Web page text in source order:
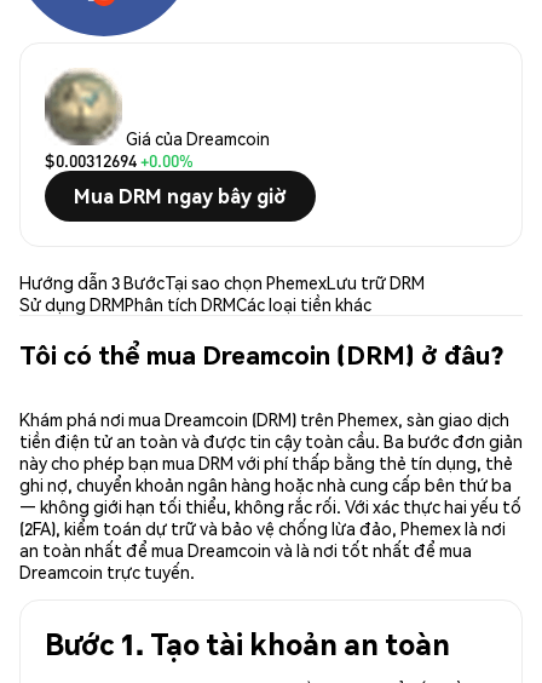
Giá của Dreamcoin
$0.00312694+0.00%
Mua DRM ngay bây giờ
Hướng dẫn 3 BướcTại sao chọn PhemexLưu trữ DRM
Sử dụng DRMPhân tích DRMCác loại tiền khác
Tôi có thể mua Dreamcoin (DRM) ở đâu?
Khám phá nơi mua Dreamcoin (DRM) trên Phemex, sàn giao dịch
tiền điện tử an toàn và được tin cậy toàn cầu. Ba bước đơn giản
này cho phép bạn mua DRM với phí thấp bằng thẻ tín dụng, thẻ
ghi nợ, chuyển khoản ngân hàng hoặc nhà cung cấp bên thứ ba
— không giới hạn tối thiểu, không rắc rối. Với xác thực hai yếu tố
(2FA), kiểm toán dự trữ và bảo vệ chống lừa đảo, Phemex là nơi
an toàn nhất để mua Dreamcoin và là nơi tốt nhất để mua
Dreamcoin trực tuyến.
Bước 1. Tạo tài khoản an toàn